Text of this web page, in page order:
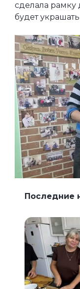
сделала рамку
будет
Последние